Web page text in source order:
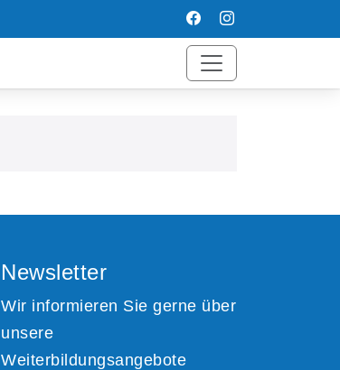
Newsletter
Wir informieren Sie gerne über
unsere
Weiterbildungsangebote